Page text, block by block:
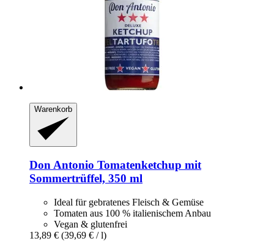
Warenkorb
Don Antonio Tomatenketchup mit
Sommertrüffel, 350 ml
Ideal für gebratenes Fleisch & Gemüse
Tomaten aus 100 % italienischem Anbau
Vegan & glutenfrei
13,89 € (39,69 € / l)